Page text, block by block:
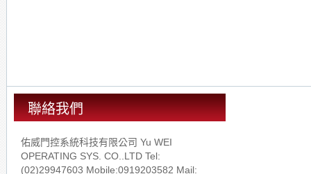
聯絡我們
佑威門控系統科技有限公司 Yu WEI
OPERATING SYS. CO..LTD Tel:
(02)29947603 Mobile:0919203582 Mail: